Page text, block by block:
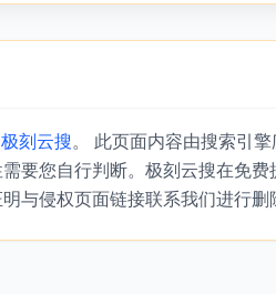
极刻云搜。 此页面内容由搜索引
要您自行判断。极刻云搜在免
侵权页面链接联系我们进行删